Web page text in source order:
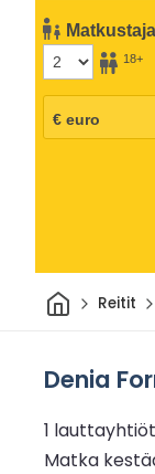
18+
KotiinReitit
Denia
1
Matka